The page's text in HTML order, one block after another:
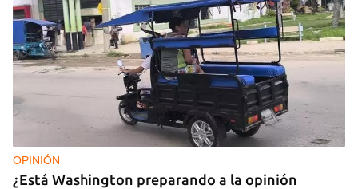
OPINIÓN
¿Está Washington preparando a la opinión